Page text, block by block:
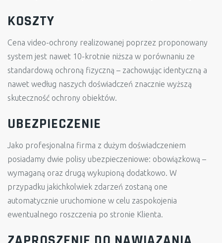
KOSZTY
Cena video-ochrony realizowanej poprzez proponowany
system jest nawet 10-krotnie niższa w porównaniu ze
standardową ochroną fizyczną – zachowując identyczną a
nawet według naszych doświadczeń znacznie wyższą
skuteczność ochrony obiektów.
UBEZPIECZENIE
Jako profesjonalna firma z dużym doświadczeniem
posiadamy dwie polisy ubezpieczeniowe: obowiązkową –
wymaganą oraz drugą wykupioną dodatkowo. W
przypadku jakichkolwiek zdarzeń zostaną one
automatycznie uruchomione w celu zaspokojenia
ewentualnego roszczenia po stronie Klienta.